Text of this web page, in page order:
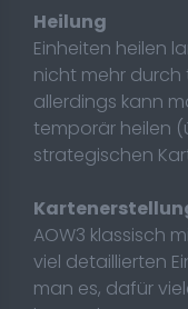
Heilung
Einheiten heilen
nicht mehr
allerdings kann
temporär heilen
strategischen
AOW3 klassisch
viel detaillierten
man es, dafür